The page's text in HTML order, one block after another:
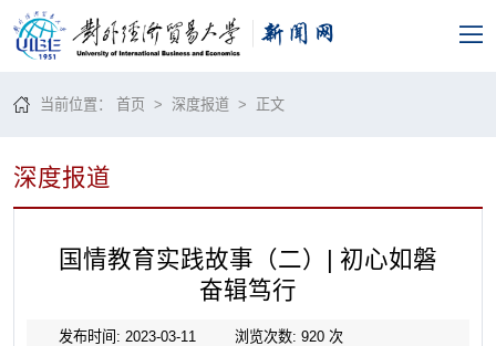
当前位置：首页 >深度报道 > 正文
深度报道
国情教育实践故事（二）| 初心如磐
奋辑笃行
发布时间: 2023-03-11 浏览次数: 920次